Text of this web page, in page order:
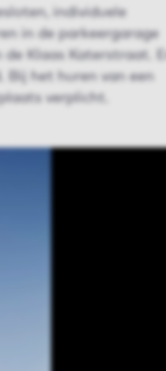
individuele
in de parkeergarage
Klaas Katerstraat. Er
Bij het huren van een
verplicht.